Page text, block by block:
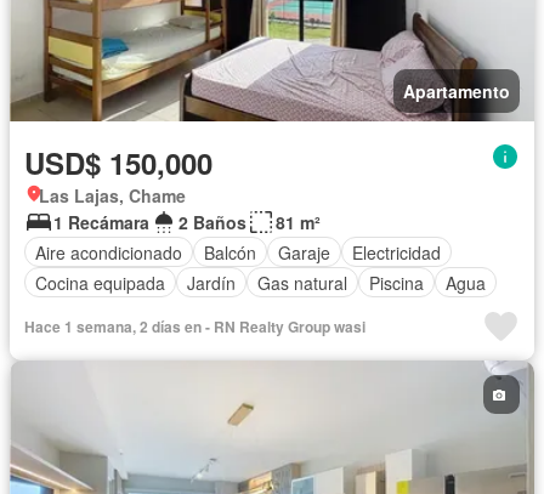
Apartamento
USD$ 150,000
Las Lajas, Chame
1 Recámara
2 Baños
81 m²
Aire acondicionado
Balcón Garaje
Electricidad
Cocina equipada
Jardín Gas natural Piscina Agua
Hace 1 semana, 2 días en - RN Realty Group wasi